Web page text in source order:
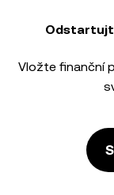
Vložte finanční